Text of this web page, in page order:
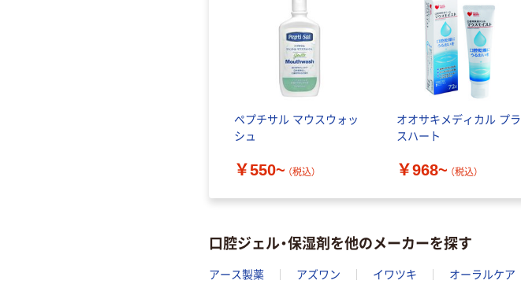
ペプチサル マウスウォッ
シュ
￥550~ （税込）
オオサキメディカル プラ
スハート
￥968~ （税込）
口腔ジェル・保湿剤を他のメーカーを探す
アース製薬 アズワン イワツキ オーラルケア